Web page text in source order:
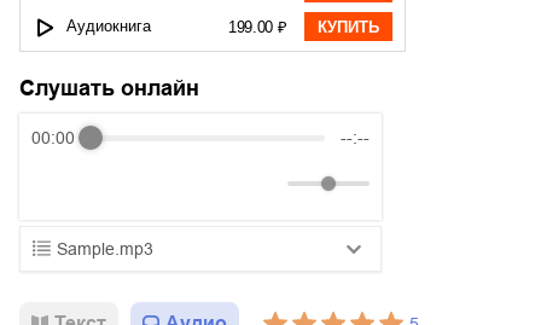
Аудиокнига 199.00 ₽ КУПИТЬ
Слушать онлайн
00:00 --:--
Sample.mp3